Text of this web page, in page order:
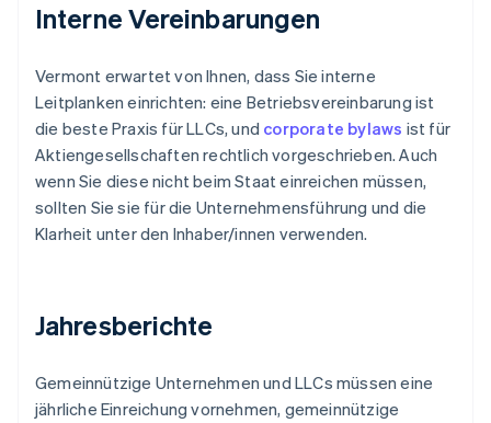
Interne Vereinbarungen
Vermont erwartet von Ihnen, dass Sie interne
Leitplanken einrichten: eine Betriebsvereinbarung ist
die beste Praxis für LLCs, und corporate bylaws ist für
Aktiengesellschaften rechtlich vorgeschrieben. Auch
wenn Sie diese nicht beim Staat einreichen müssen,
sollten Sie sie für die Unternehmensführung und die
Klarheit unter den Inhaber/innen verwenden.
Jahresberichte
Gemeinnützige Unternehmen und LLCs müssen eine
jährliche Einreichung vornehmen, gemeinnützige